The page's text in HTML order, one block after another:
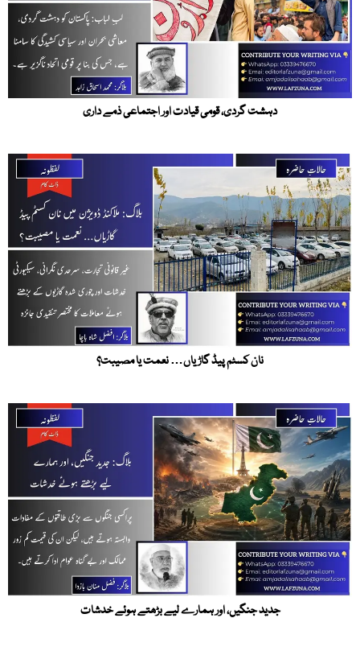
دہشت گردی، قومی قیادت اور اجتماعی ذمے داری
نان کسٹم پیڈ گاڑیاں… نعمت یا مصیبت؟
جدید جنگیں، اور ہمارے لیے بڑھتے ہوئے خدشات